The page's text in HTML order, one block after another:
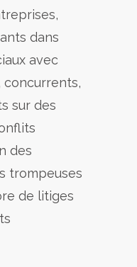
dans
avec
concurrents,
sur des
des
trompeuses
de litiges